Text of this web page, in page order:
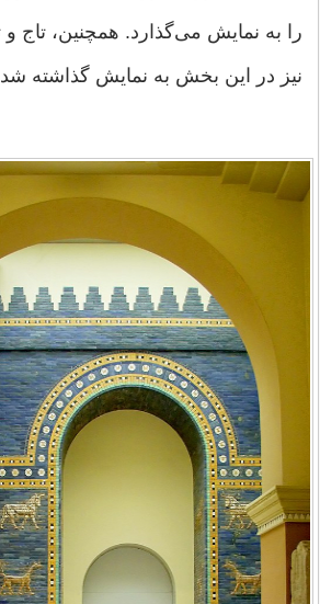
را به نمایش می‌گذارد. همچنین، تاج
نیز در این بخش به نمایش گذاشته